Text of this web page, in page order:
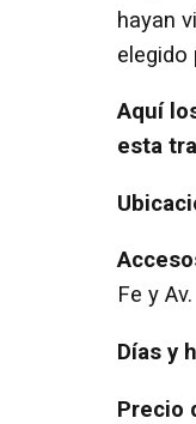
hayan
elegido
Aquí
esta
Fe y
Días y
Precio